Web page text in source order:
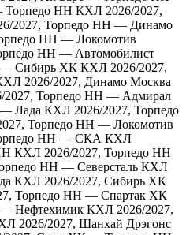
НН КХЛ 2026/2027,
2027, Торпедо НН — Динамо
НН — Локомотив
НН — Автомобилист
— Сибирь ХК КХЛ 2026/2027,
2026/2027, Динамо Москва
2027, Торпедо НН — Адмирал
Лада КХЛ 2026/2027, Торпедо
Торпедо НН — Локомотив
НН — СКА КХЛ
КХЛ 2026/2027, Торпедо НН
НН — Северсталь КХЛ
КХЛ 2026/2027, Сибирь ХК
Торпедо НН — Спартак ХК
Нефтехимик КХЛ 2026/2027,
2026/2027, Шанхай Дрэгонс